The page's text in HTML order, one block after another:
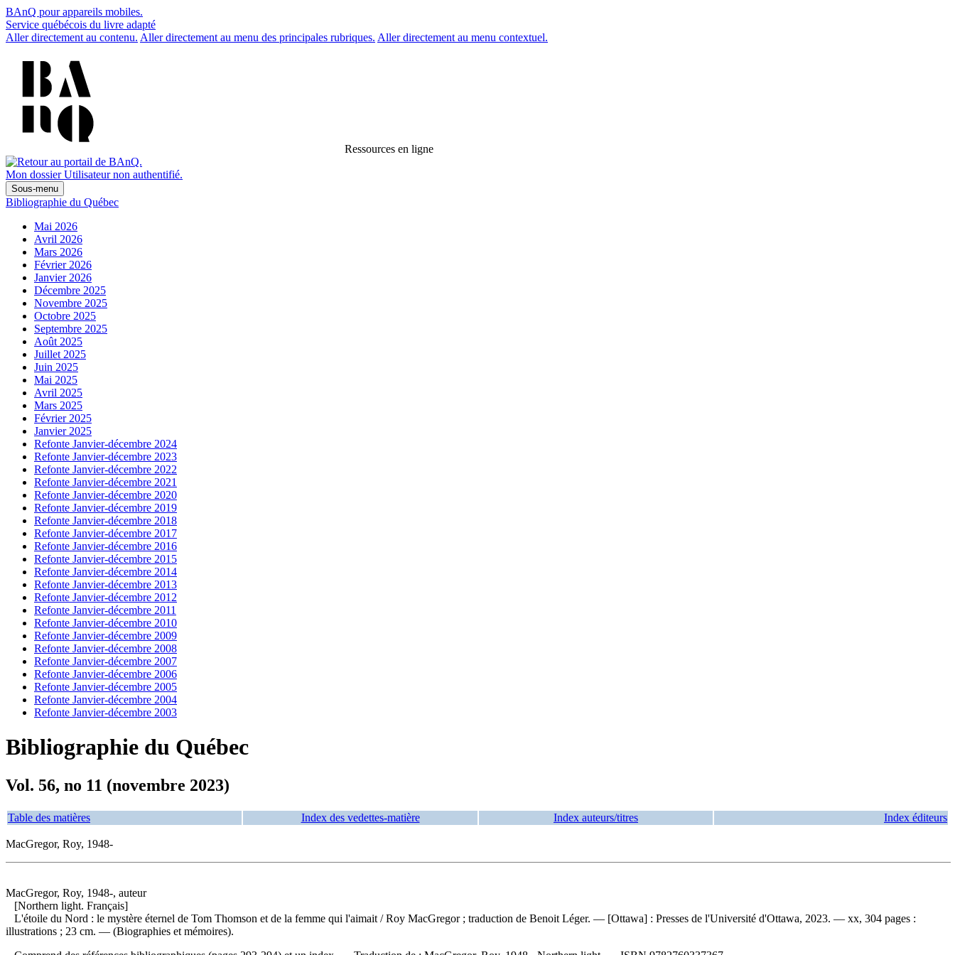
BAnQ pour appareils mobiles.
Service québécois du livre adapté
Aller directement au contenu. Aller directement au menu des principales rubriques. Aller directement au menu contextuel.
Ressources en ligne
Mon dossier Utilisateur non authentifié.
Sous-menu
Bibliographie du Québec
Mai 2026
Avril 2026
Mars 2026
Février 2026
Janvier 2026
Décembre 2025
Novembre 2025
Octobre 2025
Septembre 2025
Août 2025
Juillet 2025
Juin 2025
Mai 2025
Avril 2025
Mars 2025
Février 2025
Janvier 2025
Refonte Janvier-décembre 2024
Refonte Janvier-décembre 2023
Refonte Janvier-décembre 2022
Refonte Janvier-décembre 2021
Refonte Janvier-décembre 2020
Refonte Janvier-décembre 2019
Refonte Janvier-décembre 2018
Refonte Janvier-décembre 2017
Refonte Janvier-décembre 2016
Refonte Janvier-décembre 2015
Refonte Janvier-décembre 2014
Refonte Janvier-décembre 2013
Refonte Janvier-décembre 2012
Refonte Janvier-décembre 2011
Refonte Janvier-décembre 2010
Refonte Janvier-décembre 2009
Refonte Janvier-décembre 2008
Refonte Janvier-décembre 2007
Refonte Janvier-décembre 2006
Refonte Janvier-décembre 2005
Refonte Janvier-décembre 2004
Refonte Janvier-décembre 2003
Bibliographie du Québec
Vol. 56, no 11 (novembre 2023)
Table des matières Index des vedettes-matière Index auteurs/titres Index éditeurs
MacGregor, Roy, 1948-
MacGregor, Roy, 1948-, auteur
[Northern light. Français]
L'étoile du Nord : le mystère éternel de Tom Thomson et de la femme qui l'aimait / Roy MacGregor ; traduction de Benoit Léger. — [Ottawa] : Presses de l'Université d'Ottawa, 2023. — xx, 304 pages :
illustrations ; 23 cm. — (Biographies et mémoires).